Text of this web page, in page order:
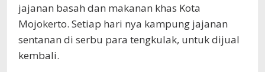
jajanan basah dan makanan khas Kota
Mojokerto. Setiap hari nya kampung jajanan
sentanan di serbu para tengkulak, untuk dijual
kembali.